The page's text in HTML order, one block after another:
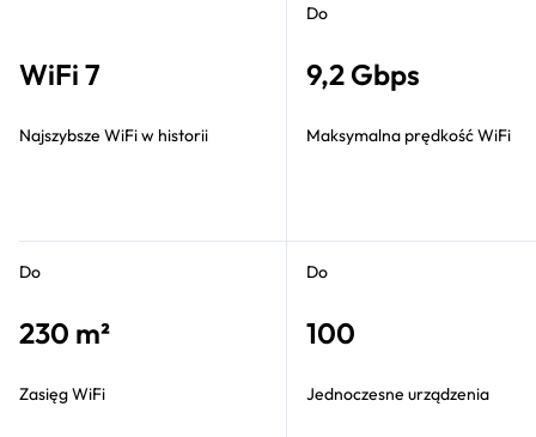
WiFi 7
Najszybsze WiFi w historii
Do
9,2 Gbps
Maksymalna prędkość WiFi
Do
230 m²
Zasięg WiFi
Do
100
Jednoczesne urządzenia